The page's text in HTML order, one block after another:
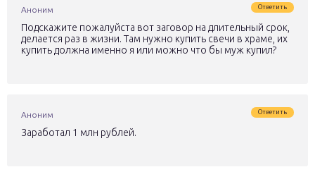
Аноним Ответить
Подскажите пожалуйста вот заговор на длительный срок,
делается раз в жизни. Там нужно купить свечи в храме, их
купить должна именно я или можно что бы муж купил?
Аноним Ответить
Заработал 1 млн рублей.